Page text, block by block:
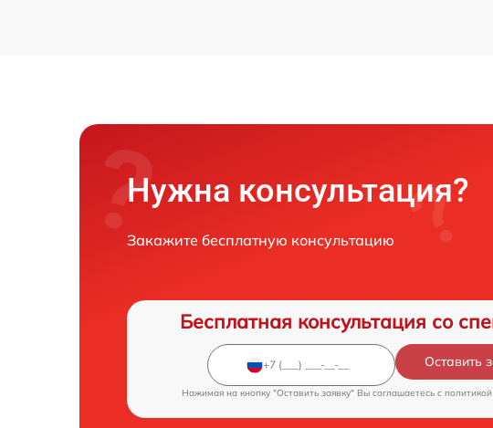
Нужна консультация?
Закажите бесплатную консультацию
Бесплатная консультация со
Оставить
Нажимая на кнопку "Оставить заявку" Вы соглашаетесь c